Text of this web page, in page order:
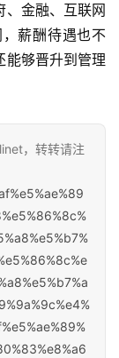
、金融、互联网
薪酬待遇也不
能够晋升到管理
，转转请注